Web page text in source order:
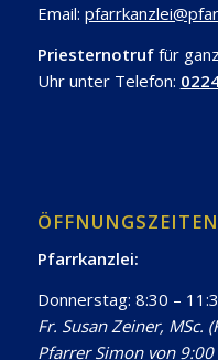
Email:
Priesternotruf für
Uhr unter Telefon:
ÖFFNUNGSZEITEN
Pfarrkanzlei:
Donnerstag: 8:30 –
Fr. Susan Zeiner, MSc.
Pfarrer Simon von